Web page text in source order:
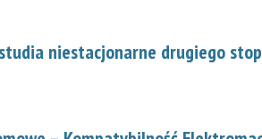
niestacjonarne drugiego